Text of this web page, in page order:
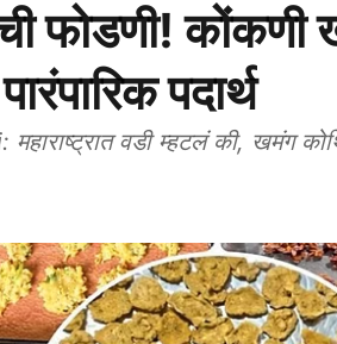
फोडणी! कोंकणी
पदार्थ
वडी म्हटलं की, खमंग